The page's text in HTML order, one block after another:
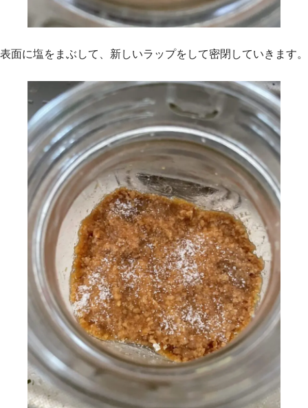
表面に塩をまぶして、新しいラップをして密閉していきます。